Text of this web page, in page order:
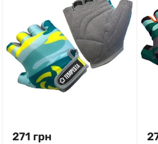
271 грн